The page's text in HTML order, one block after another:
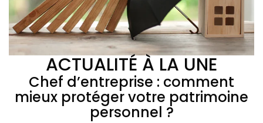
ACTUALITÉ À LA UNE
Chef d’entreprise : comment
mieux protéger votre patrimoine
personnel ?